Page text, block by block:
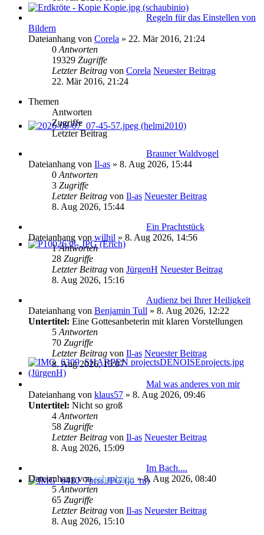
Regeln für das Einstellen von
Bildern
Dateianhang von Corela » 22. Mär 2016, 21:24
0 Antworten
19329 Zugriffe
Letzter Beitrag von Corela Neuester Beitrag
22. Mär 2016, 21:24
Themen
Antworten
Zugriffe
Letzter Beitrag
Brauner Waldvogel
Dateianhang von Il-as » 8. Aug 2026, 15:44
0 Antworten
3 Zugriffe
Letzter Beitrag von Il-as Neuester Beitrag
8. Aug 2026, 15:44
Ein Prachtstück
Dateianhang von wilhil » 8. Aug 2026, 14:56
1Antworten
28 Zugriffe
Letzter Beitrag von JürgenH Neuester Beitrag
8. Aug 2026, 15:16
Audienz bei Ihrer Heiligkeit
Dateianhang von Benjamin Tull » 8. Aug 2026, 12:22
Untertitel: Eine Gottesanbeterin mit klaren Vorstellungen
5 Antworten
70 Zugriffe
Letzter Beitrag von Il-as Neuester Beitrag
8. Aug 2026, 15:07
Mal was anderes von mir
Dateianhang von klaus57 » 8. Aug 2026, 09:46
Untertitel: Nicht so groß
4 Antworten
58 Zugriffe
Letzter Beitrag von Il-as Neuester Beitrag
8. Aug 2026, 15:09
Im Bach....
Dateianhangvonschaubinio » 8. Aug 2026, 08:40
5 Antworten
65 Zugriffe
Letzter Beitrag von Il-as Neuester Beitrag
8. Aug 2026, 15:10